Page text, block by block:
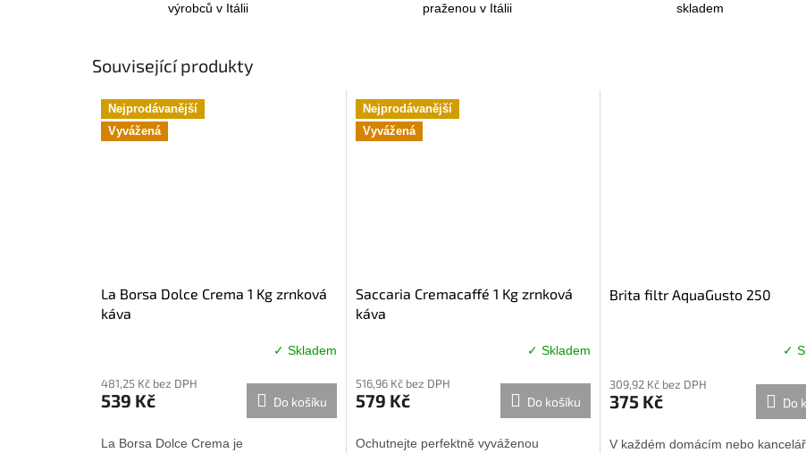
výrobců v Itálii
praženou v Itálii
skladem
Související produkty
Nejprodávanější
Vyvážená
La Borsa Dolce Crema 1 Kg zrnková
káva
produktu
je
z
✓ Skladem
481,25 Kč bez DPH
539 Kč Do košíku
La Borsa Dolce Crema je
Nejprodávanější
Vyvážená
Saccaria Cremacaffé 1 Kg zrnková
káva
produktu
je
z
✓ Skladem
516,96 Kč bez DPH
579 Kč Do košíku
Ochutnejte perfektně vyváženou
Brita filtr AquaGusto 250
produktu
je
z
✓
309,92 Kč bez DPH
375 Kč Do
V každém domácím nebo